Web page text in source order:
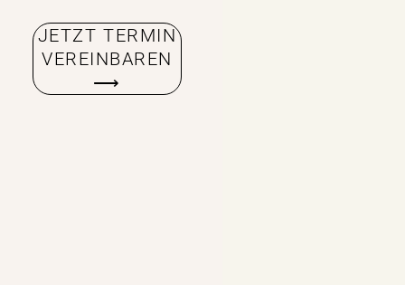
JETZT TERMIN
VEREINBAREN
⟶